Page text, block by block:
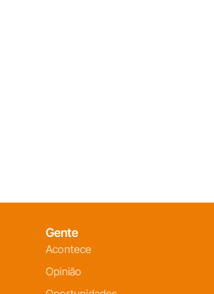
Gente
Acontece
Opinião